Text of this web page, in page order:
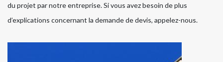
du projet par notre entreprise. Si vous avez besoin de plus
d’explications concernant la demande de devis, appelez-nous.